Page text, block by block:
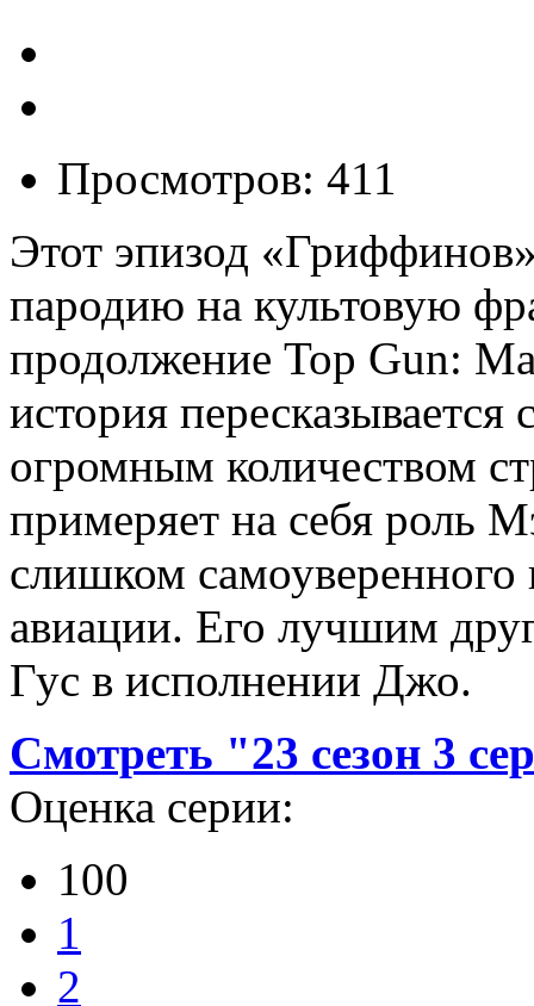
Просмотров: 411
Этот эпизод
пародию на культовую
продолжение Top Gun:
история
огромным количеством
примеряет на себя роль
слишком
авиации. Его лучшим
Гус в исполнении Джо.
Смотреть "23 сезон 3
Оценка серии:
100
1
2